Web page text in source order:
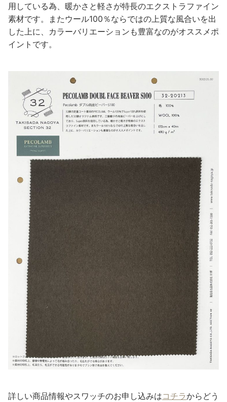
用している為、暖かさと軽さが特長のエクストラファイン
素材です。またウール100％ならではの上質な風合いを出
した上に、カラーバリエーションも豊富なのがオススメポ
イントです。
詳しい商品情報やスワッチのお申し込みはコチラからどう